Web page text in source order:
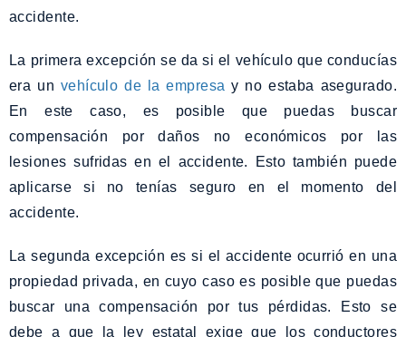
accidente.
La primera excepción se da si el vehículo que conducías
era un vehículo de la empresa y no estaba asegurado.
En este caso, es posible que puedas buscar
compensación por daños no económicos por las
lesiones sufridas en el accidente. Esto también puede
aplicarse si no tenías seguro en el momento del
accidente.
La segunda excepción es si el accidente ocurrió en una
propiedad privada, en cuyo caso es posible que puedas
buscar una compensación por tus pérdidas. Esto se
debe a que la ley estatal exige que los conductores